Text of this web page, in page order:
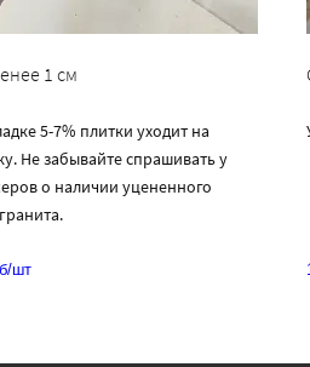
1 см
5-7% плитки уходит на
Не забывайте спрашивать у
о наличии уцененного
шт